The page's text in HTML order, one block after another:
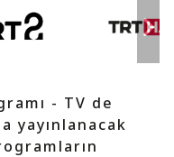
- TV de
yayınlanacak